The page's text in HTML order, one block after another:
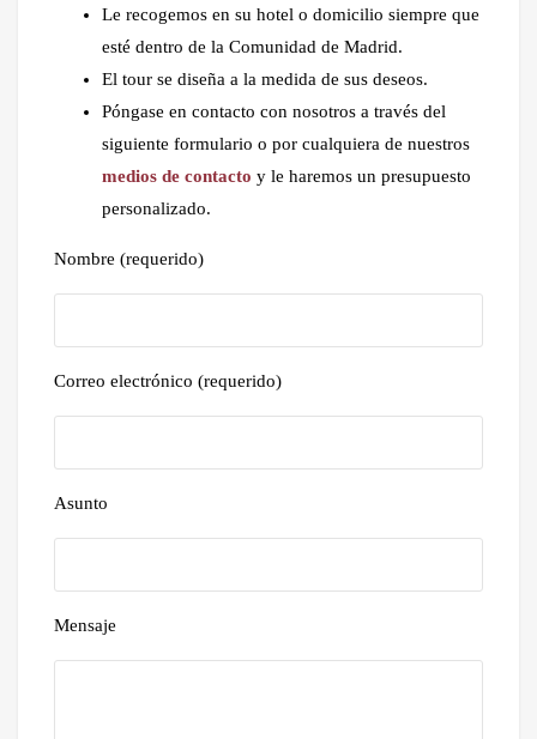
Le recogemos en su hotel o domicilio siempre que
esté dentro de la Comunidad de Madrid.
El tour se diseña a la medida de sus deseos.
Póngase en contacto con nosotros a través del
siguiente formulario o por cualquiera de nuestros
medios de contacto y le haremos un presupuesto
personalizado.
Nombre (requerido)
Correo electrónico (requerido)
Asunto
Mensaje